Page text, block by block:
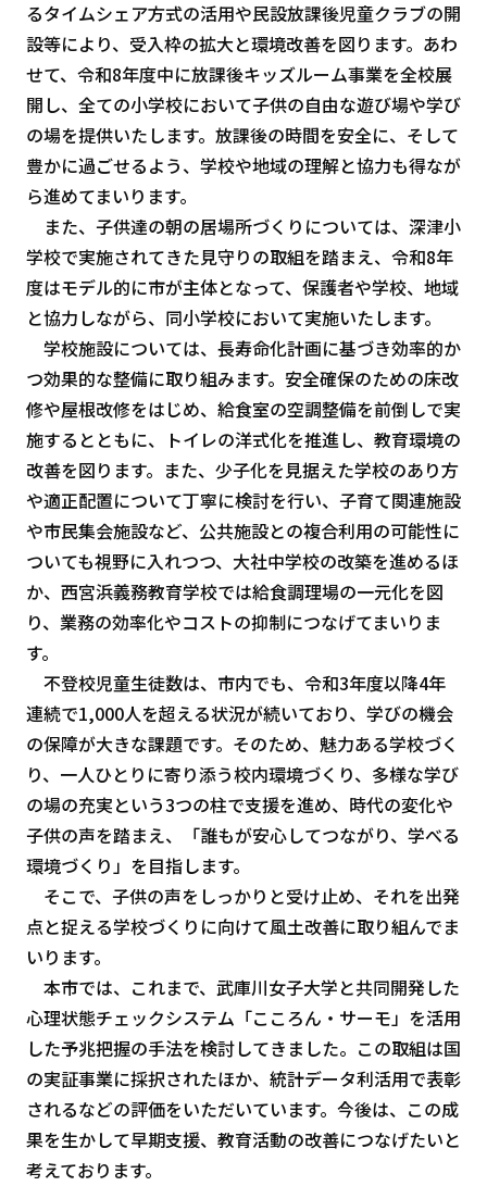
るタイムシェア方式の活用や民設放課後児童クラブの開
設等により、受入枠の拡大と環境改善を図ります。あわ
せて、令和8年度中に放課後キッズルーム事業を全校展
開し、全ての小学校において子供の自由な遊び場や学び
の場を提供いたします。放課後の時間を安全に、そして
豊かに過ごせるよう、学校や地域の理解と協力も得なが
ら進めてまいります。
また、子供達の朝の居場所づくりについては、深津小
学校で実施されてきた見守りの取組を踏まえ、令和8年
度はモデル的に市が主体となって、保護者や学校、地域
と協力しながら、同小学校において実施いたします。
学校施設については、長寿命化計画に基づき効率的か
つ効果的な整備に取り組みます。安全確保のための床改
修や屋根改修をはじめ、給食室の空調整備を前倒しで実
施するとともに、トイレの洋式化を推進し、教育環境の
改善を図ります。また、少子化を見据えた学校のあり方
や適正配置について丁寧に検討を行い、子育て関連施設
や市民集会施設など、公共施設との複合利用の可能性に
ついても視野に入れつつ、大社中学校の改築を進めるほ
か、西宮浜義務教育学校では給食調理場の一元化を図
り、業務の効率化やコストの抑制につなげてまいりま
す。
不登校児童生徒数は、市内でも、令和3年度以降4年
連続で1,000人を超える状況が続いており、学びの機会
の保障が大きな課題です。そのため、魅力ある学校づく
り、一人ひとりに寄り添う校内環境づくり、多様な学び
の場の充実という3つの柱で支援を進め、時代の変化や
子供の声を踏まえ、「誰もが安心してつながり、学べる
環境づくり」を目指します。
そこで、子供の声をしっかりと受け止め、それを出発
点と捉える学校づくりに向けて風土改善に取り組んでま
いります。
本市では、これまで、武庫川女子大学と共同開発した
心理状態チェックシステム「こころん・サーモ」を活用
した予兆把握の手法を検討してきました。この取組は国
の実証事業に採択されたほか、統計データ利活用で表彰
されるなどの評価をいただいています。今後は、この成
果を生かして早期支援、教育活動の改善につなげたいと
考えております。